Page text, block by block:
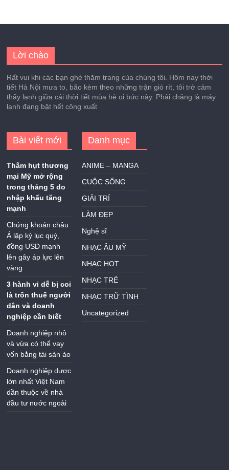
Lời chào
Rất vui khi các bạn ghé thăm trang của chúng tôi. Hôm nay thời
tiết Hà Nội mưa to, bão kèm theo những trận gió rít, tôi trở cảm
thấy lạnh giữa cái thời tiết mùa hè oi bức này. Phải chăng là máy
lạnh đang bật hết công xuất
Bài viết mới
Thâm hụt thương
mại Mỹ mở rộng
trong tháng 5 do
nhập khẩu tăng
mạnh
Chứng khoán châu
Á lập kỷ lục quý,
đồng USD mạnh
lên gây áp lực lên
vàng
3 hành vi dễ bị coi
là trốn thuế người
dân và doanh
nghiệp cần biết
Doanh nghiệp nhỏ
và vừa có thể vay
vốn bằng tài sản ảo
Doanh nghiệp dược
lớn nhất Việt Nam
dần thuộc về nhà
đầu tư nước ngoài
Danh mục
ANIME – MANGA
CUỘC SỐNG
GIẢI TRÍ
LÀM ĐẸP
Nghệ sĩ
NHẠC ÂU MỸ
NHẠC HOT
NHẠC TRẺ
NHẠC TRỮ TÌNH
Uncategorized